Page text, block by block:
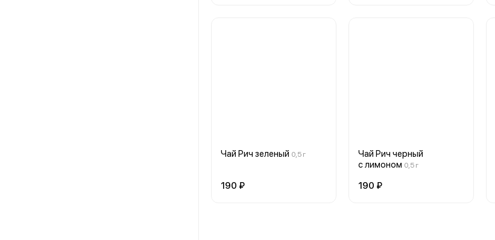
Чай Рич зеленый 0,5 г
190 ₽
Чай Рич черный
с лимоном 0,5 г
190 ₽